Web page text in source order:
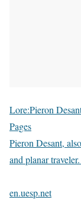
Lore:Pieron
Pages
Pieron Desant,
and planar
en.uesp.net